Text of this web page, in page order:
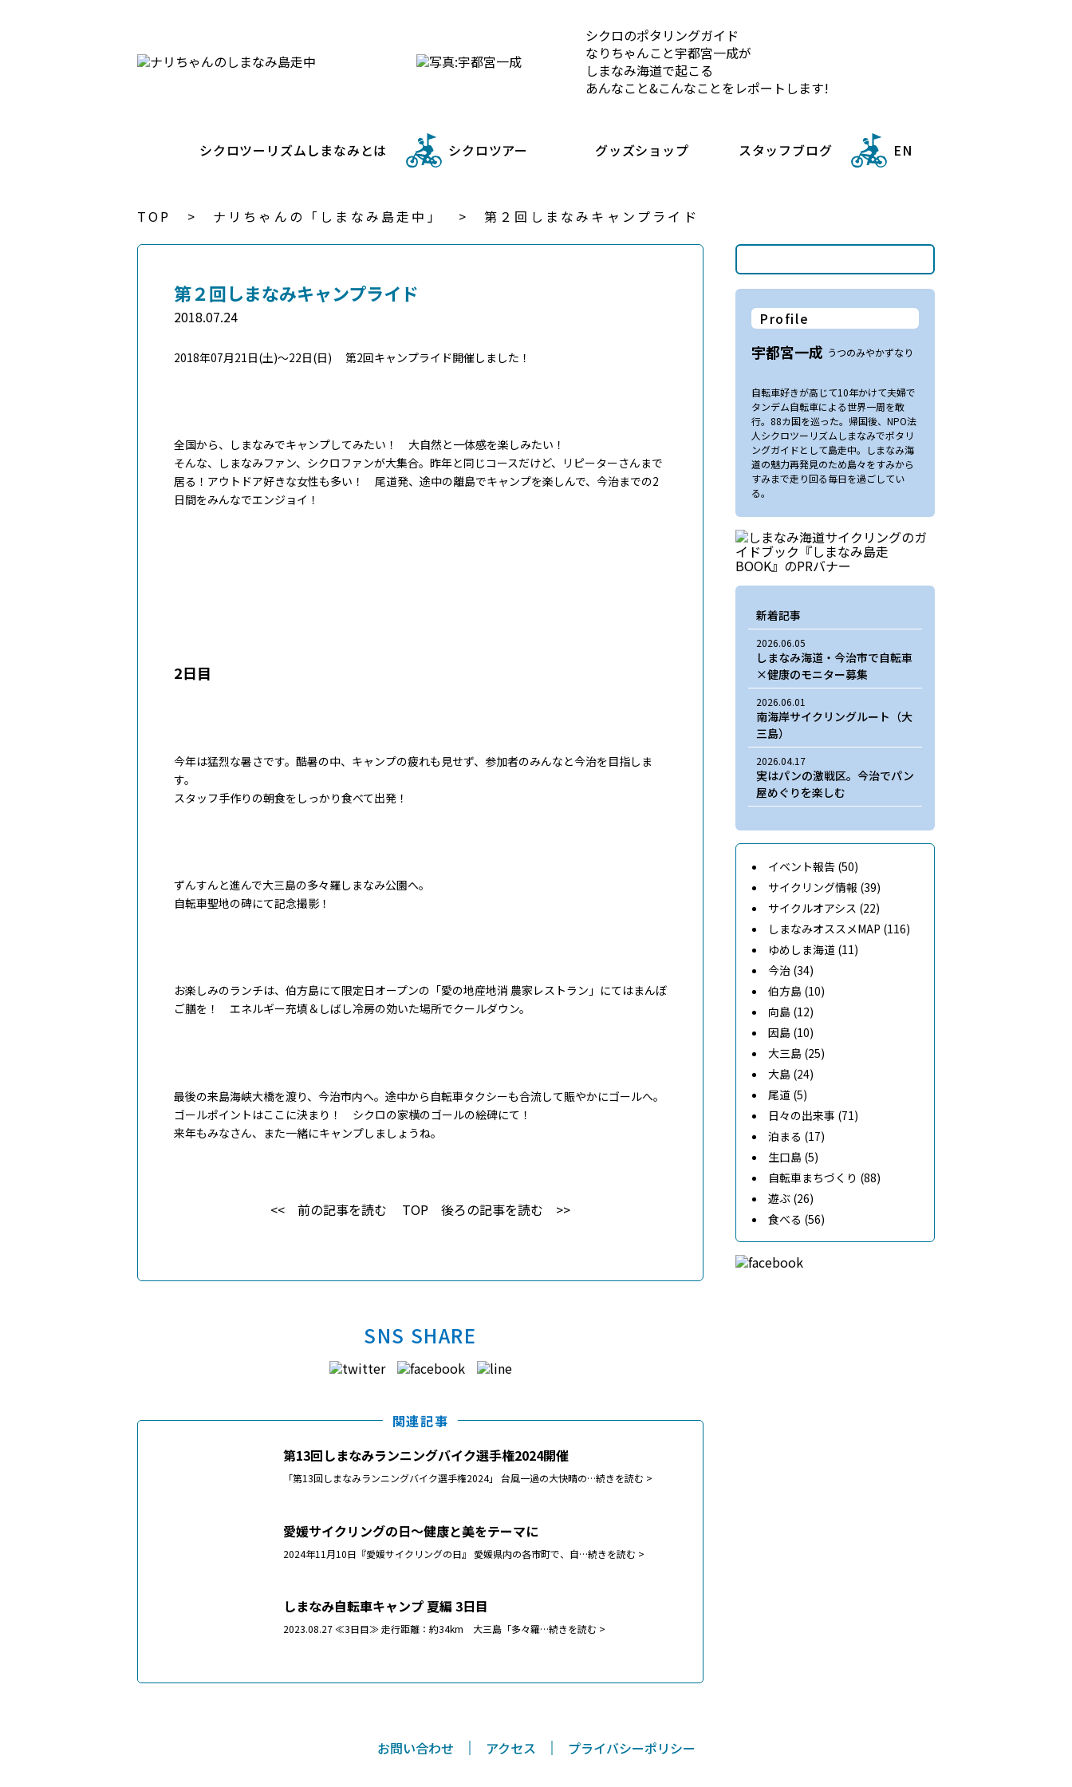
シクロツーリズムしまなみとは シクロツアー グッズショップ スタッフブログ EN
シクロのポタリングガイド
なりちゃんこと宇都宮一成が
しまなみ海道で起こる
あんなこと&こんなことをレポートします!
TOP ナリちゃんの「しまなみ島走中」 第２回しまなみキャンプライド
第２回しまなみキャンプライド
2018.07.24
2018年07月21日(土)～22日(日) 第2回キャンプライド開催しました！
全国から、しまなみでキャンプしてみたい！ 大自然と一体感を楽しみたい！
そんな、しまなみファン、シクロファンが大集合。昨年と同じコースだけど、リピーターさんまで
居る！アウトドア好きな女性も多い！ 尾道発、途中の離島でキャンプを楽しんで、今治までの2
日間をみんなでエンジョイ！
2日目
今年は猛烈な暑さです。酷暑の中、キャンプの疲れも見せず、参加者のみんなと今治を目指しま
す。
スタッフ手作りの朝食をしっかり食べて出発！
ずんすんと進んで大三島の多々羅しまなみ公園へ。
自転車聖地の碑にて記念撮影！
お楽しみのランチは、伯方島にて限定日オープンの「愛の地産地消 農家レストラン」にてはまんぼ
ご膳を！ エネルギー充填＆しばし冷房の効いた場所でクールダウン。
最後の来島海峡大橋を渡り、今治市内へ。途中から自転車タクシーも合流して賑やかにゴールへ。
ゴールポイントはここに決まり！ シクロの家横のゴールの絵碑にて！
来年もみなさん、また一緒にキャンプしましょうね。
TOP
前の記事を読む 後ろの記事を読む
SNS SHARE
関連記事
第13回しまなみランニングバイク選手権2024開催
「第13回しまなみランニングバイク選手権2024」 台風一過の大快晴の…続きを読む >
愛媛サイクリングの日～健康と美をテーマに
2024年11月10日『愛媛サイクリングの日』 愛媛県内の各市町で、自…続きを読む >
しまなみ自転車キャンプ 夏編 3日目
2023.08.27 ≪3日目≫ 走行距離：約34km 大三島「多々羅…続きを読む >
Profile
宇都宮一成 うつのみやかずなり
自転車好きが高じて10年かけて夫婦で
タンデム自転車による世界一周を敢
行。88カ国を巡った。帰国後、NPO法
人シクロツーリズムしまなみでポタリ
ングガイドとして島走中。しまなみ海
道の魅力再発見のため島々をすみから
すみまで走り回る毎日を過ごしてい
る。
新着記事
2026.06.05
しまなみ海道・今治市で自転車
×健康のモニター募集
2026.06.01
南海岸サイクリングルート（大
三島）
2026.04.17
実はパンの激戦区。今治でパン
屋めぐりを楽しむ
イベント報告 (50)
サイクリング情報 (39)
サイクルオアシス (22)
しまなみオススメMAP (116)
ゆめしま海道 (11)
今治 (34)
伯方島 (10)
向島 (12)
因島 (10)
大三島 (25)
大島 (24)
尾道 (5)
日々の出来事 (71)
泊まる (17)
生口島 (5)
自転車まちづくり (88)
遊ぶ (26)
食べる (56)
お問い合わせ アクセス プライバシーポリシー